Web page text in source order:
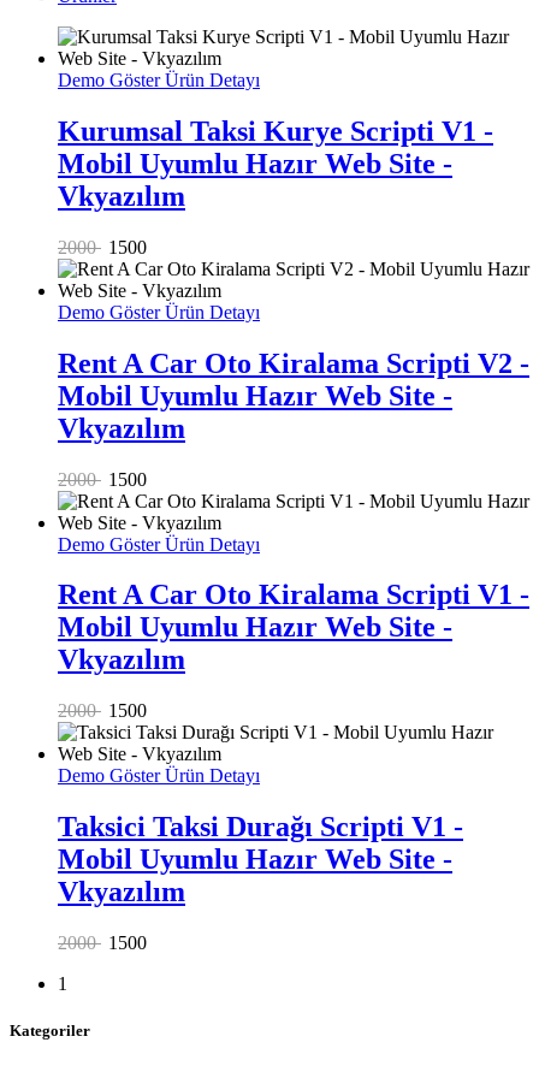
Demo GösterÜrün Detayı
Kurumsal Taksi Kurye Scripti V1 -
Mobil Uyumlu Hazır Web Site -
Vkyazılım
2000 1500
Demo GösterÜrün Detayı
Rent A Car Oto Kiralama Scripti V2 -
Mobil Uyumlu Hazır Web Site -
Vkyazılım
2000 1500
Demo GösterÜrün Detayı
Rent A Car Oto Kiralama Scripti V1 -
Mobil Uyumlu Hazır Web Site -
Vkyazılım
2000 1500
Demo GösterÜrün Detayı
Taksici Taksi Durağı Scripti V1 -
Mobil Uyumlu Hazır Web Site -
Vkyazılım
2000 1500
1
Kategoriler